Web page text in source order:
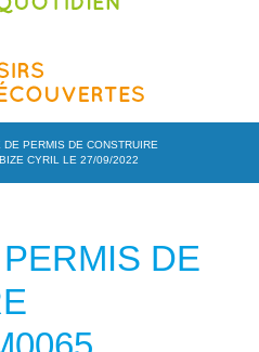
DE PERMIS DE CONSTRUIRE
CYRIL LE 27/09/2022
DE